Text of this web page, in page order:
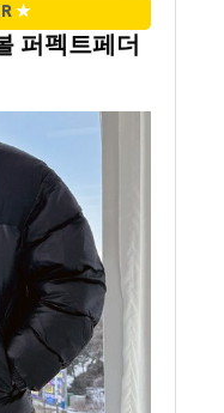
★
퍼펙트페더